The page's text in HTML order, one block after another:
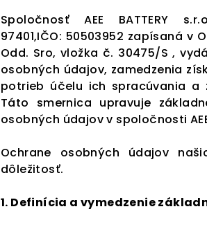
Spoločnosť AEE BATTERY
97401,IČO: 50503952 zapísaná v
Odd. Sro, vložka č. 30475/S ,
osobných údajov, zamedzenia
potrieb účelu ich spracúvania a
Táto smernica upravuje
osobných údajov v spoločnosti AEE
Ochrane osobných údajov
dôležitosť.
1. Definícia a vymedzenie